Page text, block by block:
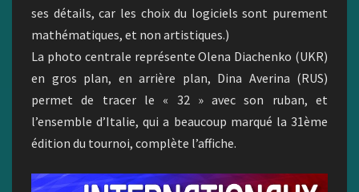
ses détails, car les choix du logiciels sont purement
mathématiques, et non artistiques.)
La photo centrale représente Olena Diachenko (UKR)
en gros plan, en arrière plan, Dina Averina (RUS)
permet de tracer le « 32 » avec son ruban, et
l’ensemble d’Italie, qui a beaucoup marqué la 31ème
édition du tournoi, complète l’affiche.